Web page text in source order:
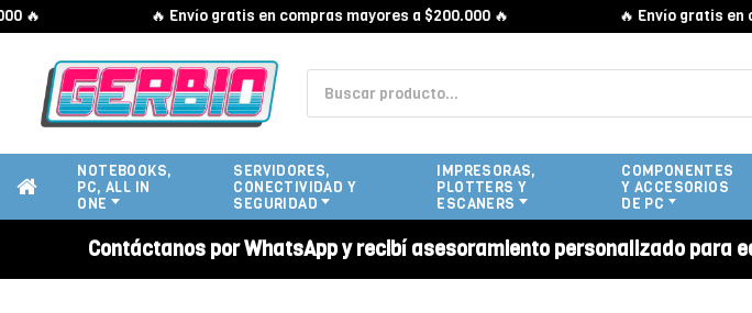
🔥 Envío gratis en compras mayores a $200.000 🔥 🔥 Envío gratis en
NOTEBOOKS,
PC, ALL IN
ONE
SERVIDORES,
CONECTIVIDAD Y
SEGURIDAD
IMPRESORAS,
PLOTTERS Y
ESCANERS
COMPONENTES
Y ACCESORIOS
DE PC
Contáctanos por WhatsApp y recibí asesoramiento personalizado para